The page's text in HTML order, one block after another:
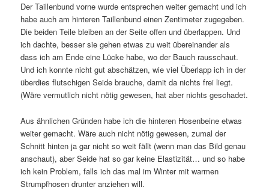
Der Taillenbund vorne wurde entsprechen weiter gemacht und ich
habe auch am hinteren Taillenbund einen Zentimeter zugegeben.
Die beiden Teile bleiben an der Seite offen und überlappen. Und
ich dachte, besser sie gehen etwas zu weit übereinander als
dass ich am Ende eine Lücke habe, wo der Bauch rausschaut.
Und ich konnte nicht gut abschätzen, wie viel Überlapp ich in der
überdies flutschigen Seide brauche, damit da nichts frei liegt.
(Wäre vermutlich nicht nötig gewesen, hat aber nichts geschadet.
Aus ähnlichen Gründen habe ich die hinteren Hosenbeine etwas
weiter gemacht. Wäre auch nicht nötig gewesen, zumal der
Schnitt hinten ja gar nicht so weit fällt (wenn man das Bild genau
anschaut), aber Seide hat so gar keine Elastizität… und so habe
ich kein Problem, falls ich das mal im Winter mit warmen
Strumpfhosen drunter anziehen will.